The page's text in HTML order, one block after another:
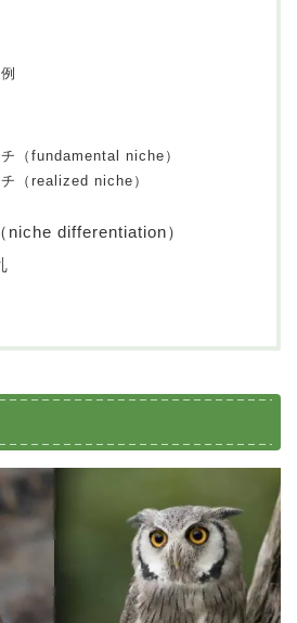
（fundamental niche）
（realized niche）
niche differentiation）